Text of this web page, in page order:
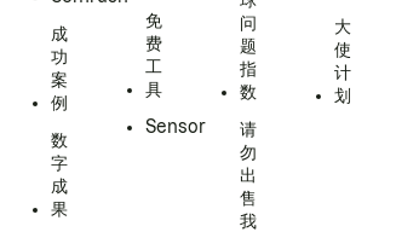
成
功
案
例
数
字
成
果
免
费
工
具
Sensor
问
题
指
数
请
勿
出
售
我
大
使
计
划